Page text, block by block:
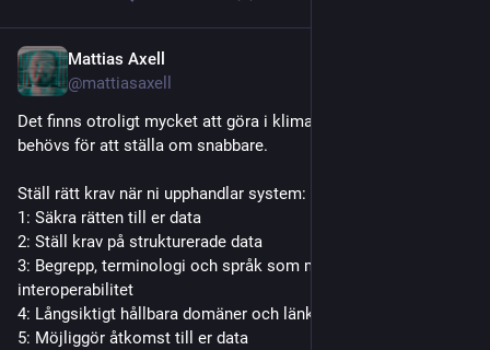
Mattias Axell
@mattiasaxell
Det finns otroligt mycket att göra i klimatomställningen. Data
behövs för att ställa om snabbare.
Ställ rätt krav när ni upphandlar system:
1: Säkra rätten till er data
2: Ställ krav på strukturerade data
3: Begrepp, terminologi och språk som möjliggör
interoperabilitet
4: Långsiktigt hållbara domäner och länkar
5: Möjliggör åtkomst till er data